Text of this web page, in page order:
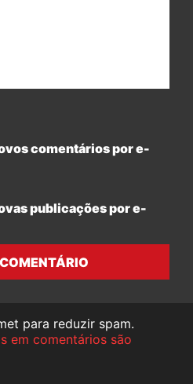
comentários por e-
publicações por e-
para reduzir spam.
em comentários são